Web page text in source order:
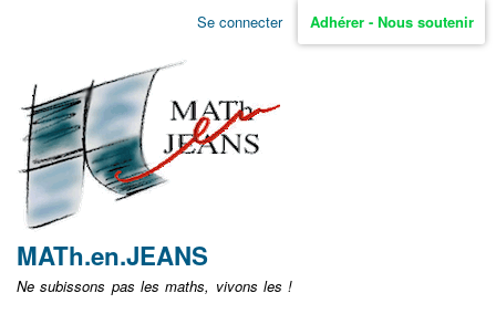
Aller
non
identifié
Se connecter Adhérer - Nous soutenir
MATh.en.JEANS
Ne subissons pas les maths, vivons les !